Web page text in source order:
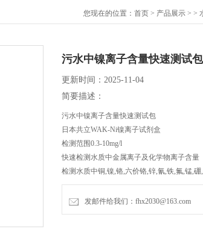
您现在的位置： 首页 > 产品展示 > >
污水中镍离子含量快速测试包
更新时间：2025-11-04
简要描述：
污水中镍离子含量快速测试包
日本共立WAK-Ni镍离子试剂盒
检测范围0.3-10mg/l
快速检测水质中金属离子及化学物离子含量
检测水质中铜,镍,铬,六价铬,锌,氰,铁,氟,锰,硼
发邮件给我们：fhx2030@163.com